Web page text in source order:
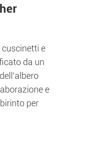
e
da un
e
per